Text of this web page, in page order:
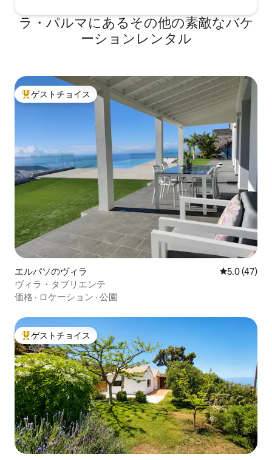
ラ・パルマにあるその他の素敵なバケ
ーションレンタル
大好評のゲストチョイスです。
ゲストチョイス
エルパソのヴィラ レビュー47
5.0 (47)
ヴィラ・タブリエンテ
価格 · ロケーション · 公園
大好評のゲストチョイスです。
ゲストチョイス